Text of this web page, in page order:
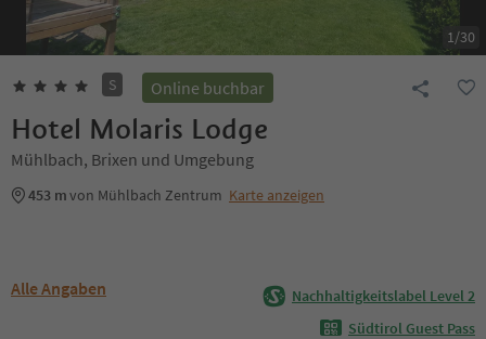
1/30
S Online buchbar
Hotel Molaris Lodge
Mühlbach, Brixen und Umgebung
453 mvon Mühlbach Zentrum Karte anzeigen
Alle Angaben
Nachhaltigkeitslabel Level 2
Südtirol Guest Pass